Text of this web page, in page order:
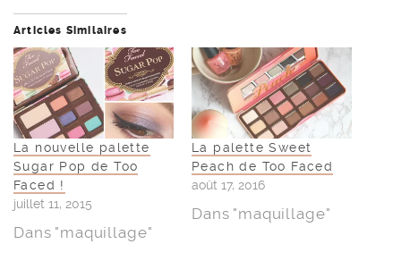
Articles Similaires
La nouvelle palette
Sugar Pop de Too
Faced !
juillet 11, 2015
Dans "maquillage"
La palette Sweet
Peach de Too Faced
août 17, 2016
Dans "maquillage"